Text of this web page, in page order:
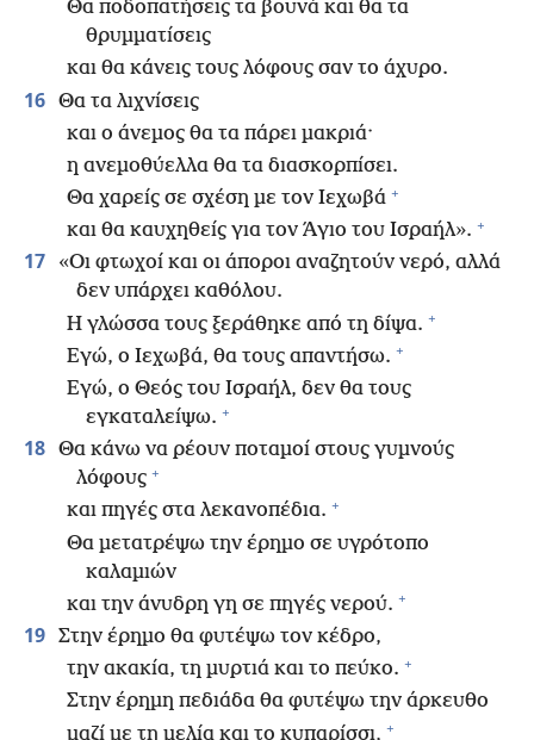
Θα ποδοπατήσεις τα βουνά και θα τα
θρυμματίσεις
και θα κάνεις τους λόφους σαν το άχυρο.
16 Θα τα λιχνίσεις
και ο άνεμος θα τα πάρει μακριά·
η ανεμοθύελλα θα τα διασκορπίσει.
Θα χαρείς σε σχέση με τον Ιεχωβά +
και θα καυχηθείς για τον Άγιο του Ισραήλ». +
17
«Οι φτωχοί και οι άποροι αναζητούν νερό, αλλά
δεν υπάρχει καθόλου.
Η γλώσσα τους ξεράθηκε από τη δίψα. +
Εγώ, ο Ιεχωβά, θα τους απαντήσω. +
Εγώ, ο Θεός του Ισραήλ, δεν θα τους
εγκαταλείψω. +
18 Θα κάνω να ρέουν ποταμοί στους γυμνούς
λόφους +
και πηγές στα λεκανοπέδια. +
Θα μετατρέψω την έρημο σε υγρότοπο
καλαμιών
και την άνυδρη γη σε πηγές νερού. +
19 Στην έρημο θα φυτέψω τον κέδρο,
την ακακία, τη μυρτιά και το πεύκο. +
Στην έρημη πεδιάδα θα φυτέψω την άρκευθο
μαζί με τη μελία και το κυπαρίσσι, +